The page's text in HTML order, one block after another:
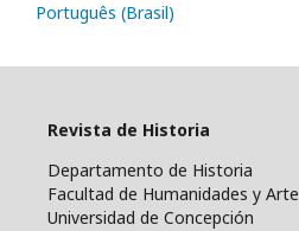
Português (Brasil)
Revista de Historia
Departamento de Historia
Facultad de Humanidades y Arte
Universidad de Concepción